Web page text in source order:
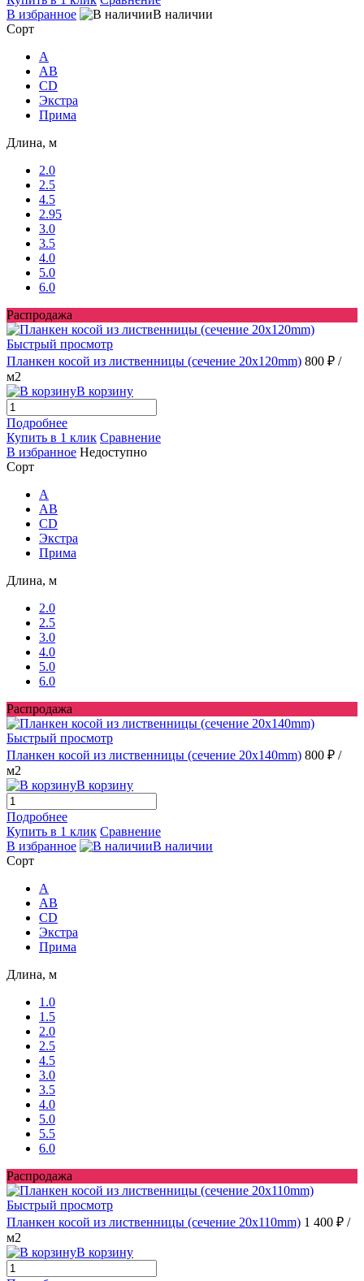
В избранное
В наличии
Сорт
A
AB
CD
Экстра
Прима
Длина, м
2.0
2.5
4.5
2.95
3.0
3.5
4.0
5.0
6.0
Распродажа
Быстрый просмотр
Планкен косой из лиственницы (сечение 20х120mm) 800 ₽ /
м2
В корзину
Подробнее
Купить в 1 клик Сравнение
В избранное Недоступно
Сорт
A
AB
CD
Экстра
Прима
Длина, м
2.0
2.5
3.0
4.0
5.0
6.0
Распродажа
Быстрый просмотр
Планкен косой из лиственницы (сечение 20х140mm) 800 ₽ /
м2
В корзину
Подробнее
Купить в 1 клик Сравнение
В избранное
В наличии
Сорт
A
AB
CD
Экстра
Прима
Длина, м
1.0
1.5
2.0
2.5
4.5
3.0
3.5
4.0
5.0
5.5
6.0
Распродажа
Быстрый просмотр
Планкен косой из лиственницы (сечение 20х110mm) 1 400 ₽ /
м2
В корзину